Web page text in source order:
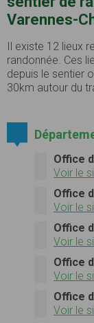
Varennes-
Il existe 12 lieux
randonnée. Ces
depuis le sentier
30km autour du
Office
Voir le
Office
Voir le
Office
Voir le
Office
Voir le
Office
Voir le